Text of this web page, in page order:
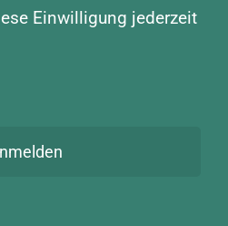
Einwilligung jederzeit